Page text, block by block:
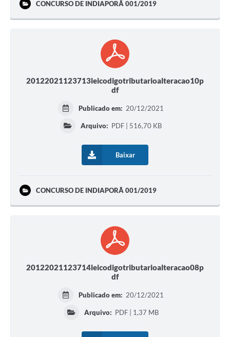
CONCURSO DE INDIAPORÃ 001/2019
20122021123713leicodigotributarioalteracao10p
df
Publicado em: 20/12/2021
Arquivo: PDF | 516,70 KB
Baixar
CONCURSO DE INDIAPORÃ 001/2019
20122021123714leicodigotributarioalteracao08p
df
Publicado em: 20/12/2021
Arquivo: PDF | 1,37 MB